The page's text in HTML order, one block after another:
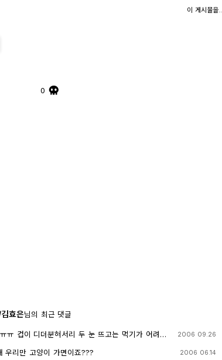
이 게시물을..
0
효은님의 최근 댓글
고는 먹기가 어려울
2006 09.26
우리만 고양이 가면이죠??? 2006 06.14